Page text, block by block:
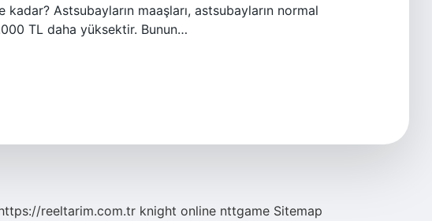
Astsubayların maaşları, astsubayların normal
TL daha yüksektir. Bunun…
reeltarim.com.tr knight online nttgame Sitemap